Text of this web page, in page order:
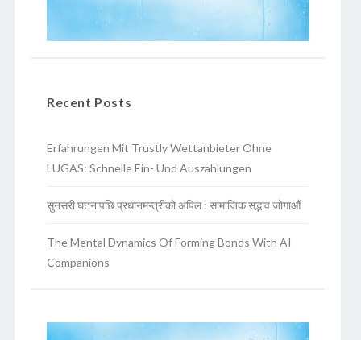
Recent Posts
Erfahrungen Mit Trustly Wettanbieter Ohne
LUGAS: Schnelle Ein- Und Auszahlungen
सुनसरी घटनापछि प्रधानमन्त्रीको अपिल : सामाजिक सद्भाव जोगाऔं
The Mental Dynamics Of Forming Bonds With AI
Companions